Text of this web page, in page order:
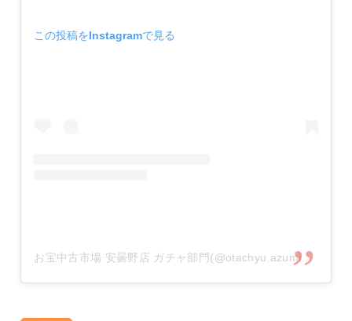
この投稿をInstagramで見る
お宝中古市場 安曇野店 ガチャ部門(@otachyu.azumino.gacha)がシェアした投稿